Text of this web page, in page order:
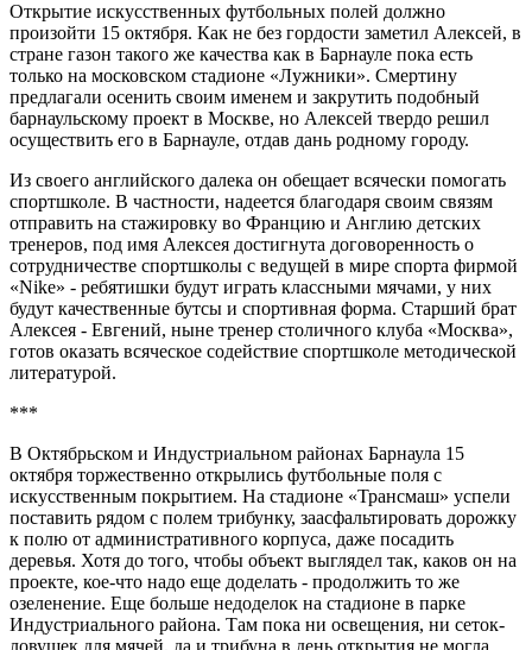
Открытие искусственных футбольных полей должно
произойти 15 октября. Как не без гордости заметил Алексей, в
стране газон такого же качества как в Барнауле пока есть
только на московском стадионе «Лужники». Смертину
предлагали осенить своим именем и закрутить подобный
барнаульскому проект в Москве, но Алексей твердо решил
осуществить его в Барнауле, отдав дань родному городу.
Из своего английского далека он обещает всячески помогать
спортшколе. В частности, надеется благодаря своим связям
отправить на стажировку во Францию и Англию детских
тренеров, под имя Алексея достигнута договоренность о
сотрудничестве спортшколы с ведущей в мире спорта фирмой
«Nike» - ребятишки будут играть классными мячами, у них
будут качественные бутсы и спортивная форма. Старший брат
Алексея - Евгений, ныне тренер столичного клуба «Москва»,
готов оказать всяческое содействие спортшколе методической
литературой.
***
В Октябрьском и Индустриальном районах Барнаула 15
октября торжественно открылись футбольные поля с
искусственным покрытием. На стадионе «Трансмаш» успели
поставить рядом с полем трибунку, заасфальтировать дорожку
к полю от административного корпуса, даже посадить
деревья. Хотя до того, чтобы объект выглядел так, каков он на
проекте, кое-что надо еще доделать - продолжить то же
озеленение. Еще больше недоделок на стадионе в парке
Индустриального района. Там пока ни освещения, ни сеток-